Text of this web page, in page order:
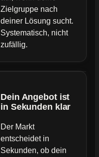
Zielgruppe nach
deiner Lösung sucht.
Systematisch, nicht
zufällig.
Dein Angebot ist
in Sekunden klar
Der Markt
entscheidet in
Sekunden, ob dein